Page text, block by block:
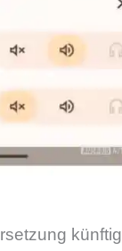
künftig